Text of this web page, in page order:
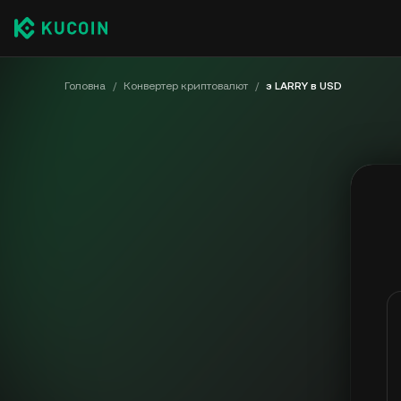
Головна / Конвертер криптовалют / з LARRY в USD